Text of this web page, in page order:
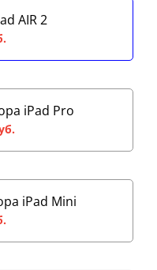
AIR 2
iPad Pro
iPad Mini